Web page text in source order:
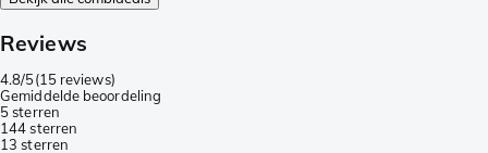
Reviews
4.8/5(15 reviews)
Gemiddelde beoordeling
5 sterren
144 sterren
13 sterren